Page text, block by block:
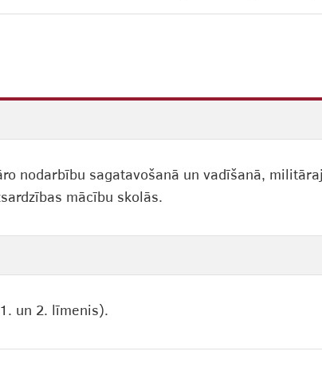
nodarbību sagatavošanā un vadīšanā,
mācību skolās.
un 2. līmenis).